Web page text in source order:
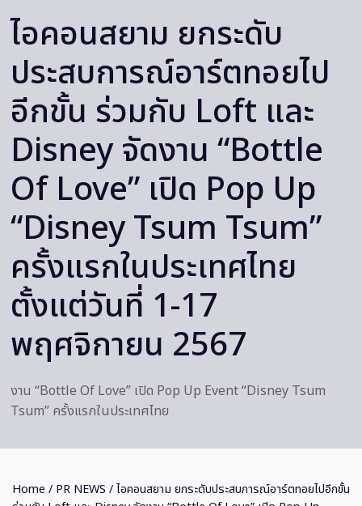
ไอคอนสยาม ยกระดับ
ประสบการณ์อาร์ตทอยไป
อีกขั้น ร่วมกับ Loft และ
Disney จัดงาน “Bottle
Of Love” เปิด Pop Up
“Disney Tsum Tsum”
ครั้งแรกในประเทศไทย
ตั้งแต่วันที่ 1-17
พฤศจิกายน 2567
งาน “Bottle Of Love” เปิด Pop Up Event “Disney Tsum
Tsum” ครั้งแรกในประเทศไทย
Home / PR NEWS / ไอคอนสยาม ยกระดับประสบการณ์อาร์ตทอยไปอีกขั้น